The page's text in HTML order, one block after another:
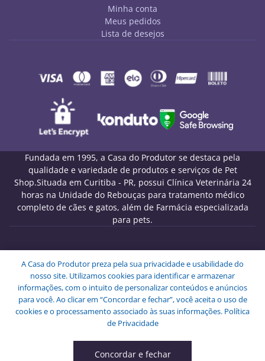
Minha conta
Meus pedidos
Lista de desejos
Fundada em 1995, a Casa do Produtor se destaca pela
qualidade e variedade de produtos e serviços de Pet
Shop.Situada em Curitiba - PR, possui Clínica Veterinária 24
horas na Unidade do Rebouças para tratamento médico
completo de cães e gatos, além de Farmácia especializada
para pets.
09.439.591/0001-72
Endereço: Rua Engenheiros Rebouças, 1826 - Rebouças -
Curitiba - PR - CEP: 80230-040.
Copyright © Melo Pet Shop Comércio de Rações LTDA -
Todos os Direitos Reservados.
Concordar e fechar
A Casa do Produtor preza pela sua privacidade e usabilidade do
nosso site. Utilizamos cookies para identificar e armazenar
informações, com o intuito de personalizar conteúdos e anúncios
para você. Ao clicar em “Concordar e fechar”, você aceita o uso de
cookies e o processamento associado às suas informações. Política
de Privacidade